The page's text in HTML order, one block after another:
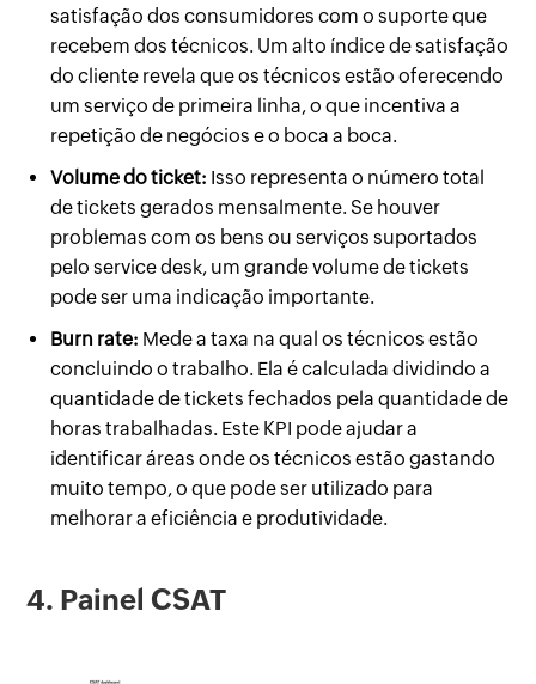
satisfação dos consumidores com o suporte que
recebem dos técnicos. Um alto índice de satisfação
do cliente revela que os técnicos estão oferecendo
um serviço de primeira linha, o que incentiva a
repetição de negócios e o boca a boca.
Volume do ticket: Isso representa o número total
de tickets gerados mensalmente. Se houver
problemas com os bens ou serviços suportados
pelo service desk, um grande volume de tickets
pode ser uma indicação importante.
Burn rate: Mede a taxa na qual os técnicos estão
concluindo o trabalho. Ela é calculada dividindo a
quantidade de tickets fechados pela quantidade de
horas trabalhadas. Este KPI pode ajudar a
identificar áreas onde os técnicos estão gastando
muito tempo, o que pode ser utilizado para
melhorar a eficiência e produtividade.
4. Painel CSAT